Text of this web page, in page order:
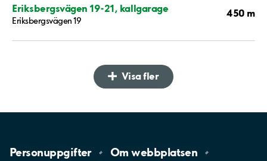
Eriksbergsvägen 19-21, kallgarage
Eriksbergsvägen 19
450 m
Visa fler
Personuppgifter Omwebbplatsen